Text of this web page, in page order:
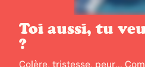
Toi aussi, tu
?
Colère, tristesse, peur...